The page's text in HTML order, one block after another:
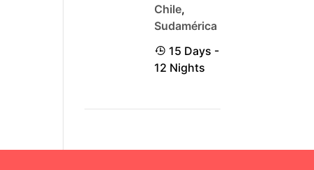
Chile,
Sudamérica
15 Days -
12 Nights